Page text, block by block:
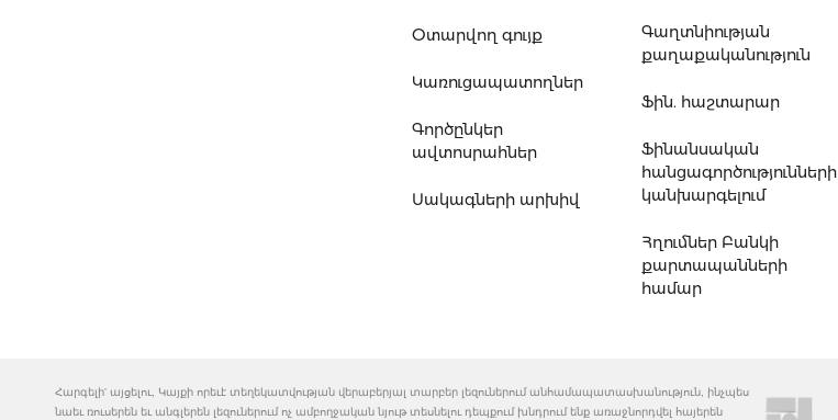
Օտարվող գույք
Կառուցապատողներ
Գործընկեր
ավտոսրահներ
Սակագների արխիվ
Գաղտնիության
քաղաքականություն
Ֆին. հաշտարար
Ֆինանսական
հանցագործությունների
կանխարգելում
Հղումներ Բանկի
քարտապանների
համար
Հարգելի' այցելու, Կայքի որեւէ տեղեկատվության վերաբերյալ տարբեր լեզուներում անհամապատասխանություն, ինչպես
նաեւ ռուսերեն եւ անգլերեն լեզուներում ոչ ամբողջական նյութ տեսնելու դեպքում խնդրում ենք առաջնորդվել հայերեն